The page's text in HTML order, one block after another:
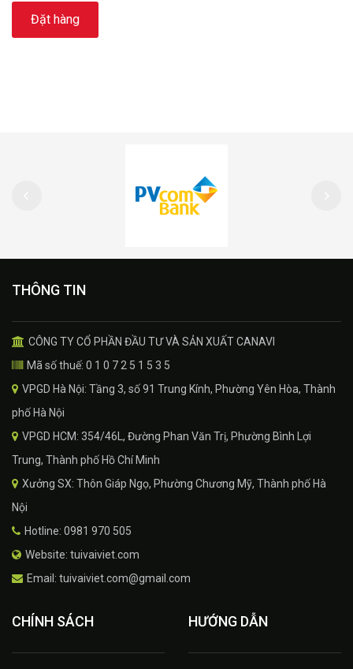
Đặt hàng
THÔNG TIN
CÔNG TY CỔ PHẦN ĐẦU TƯ VÀ SẢN XUẤT CANAVI
Mã số thuế: 0 1 0 7 2 5 1 5 3 5
VPGD Hà Nội: Tầng 3, số 91 Trung Kính, Phường Yên Hòa, Thành
phố Hà Nội
VPGD HCM: 354/46L, Đường Phan Văn Trị, Phường Bình Lợi
Trung, Thành phố Hồ Chí Minh
Xưởng SX: Thôn Giáp Ngọ, Phường Chương Mỹ, Thành phố Hà
Nội
Hotline: 0981 970 505
Website: tuivaiviet.com
Email: tuivaiviet.com@gmail.com
CHÍNH SÁCH HƯỚNG DẪN